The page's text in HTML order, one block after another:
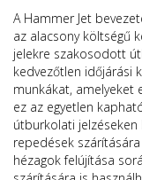
A Hammer Jet
az alacsony költségű
jelekre szakosodott
kedvezőtlen időjárási
munkákat, amelyeket
ez az egyetlen
útburkolati
repedések
hézagok felújítása